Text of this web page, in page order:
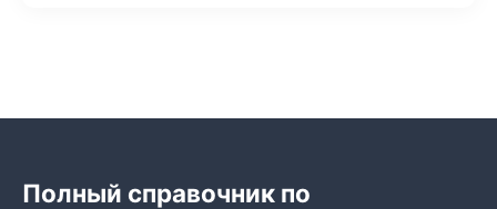
Полный справочник по